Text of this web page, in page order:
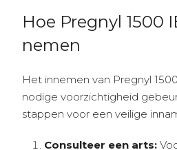
Hoe Pregnyl 1500
nemen
Het innemen van Pregnyl
nodige voorzichtigheid
stappen voor een veilige
Consulteer een arts: